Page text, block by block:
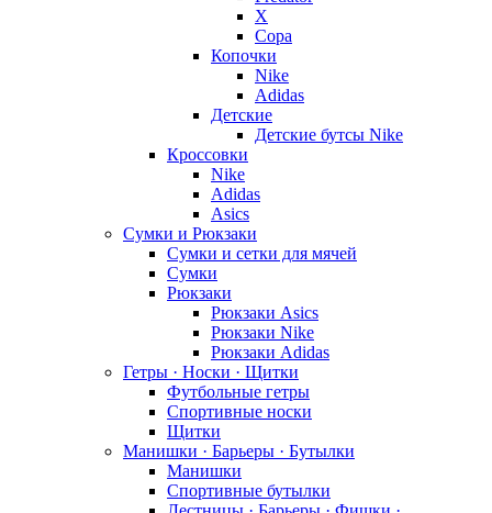
X
Copa
Копочки
Nike
Adidas
Детские
Детские бутсы Nike
Кроссовки
Nike
Adidas
Asics
Сумки и Рюкзаки
Сумки и сетки для мячей
Сумки
Рюкзаки
Рюкзаки Asics
Рюкзаки Nike
Рюкзаки Adidas
Гетры · Носки · Щитки
Футбольные гетры
Спортивные носки
Щитки
Манишки · Барьеры · Бутылки
Манишки
Спортивные бутылки